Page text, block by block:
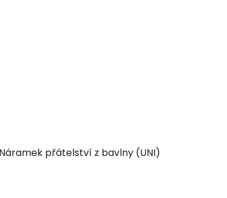
Náramek přátelství z bavlny (UNI)